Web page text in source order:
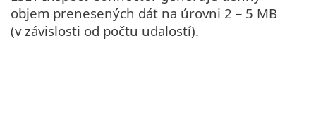
objem prenesených dát na úrovni 2 – 5 MB
(v závislosti od počtu udalostí).